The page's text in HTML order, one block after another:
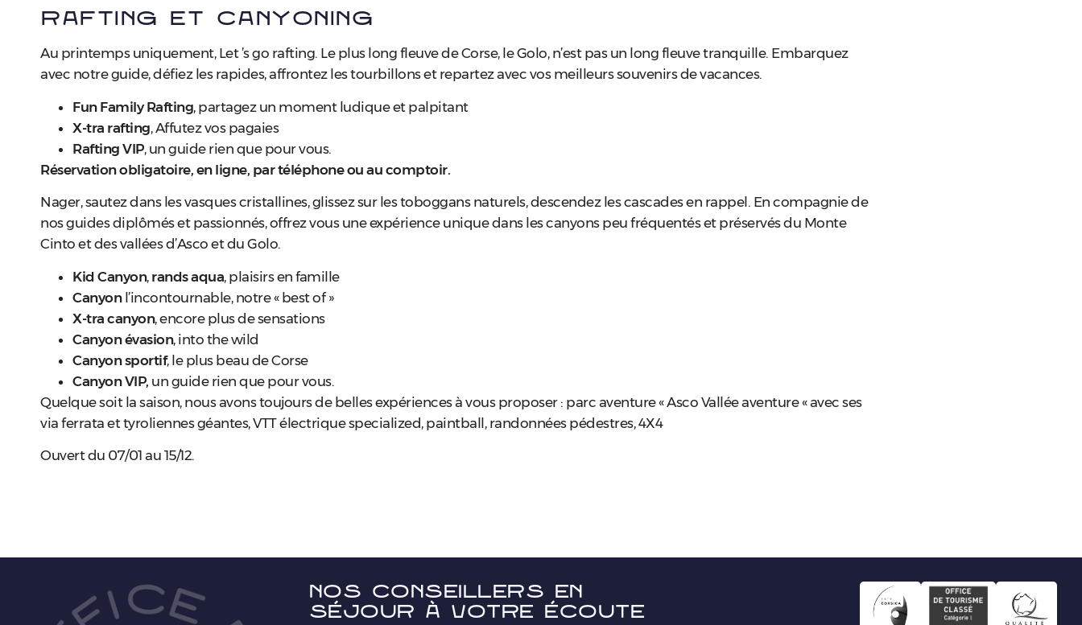
Rafting et Canyoning
Au printemps uniquement, Let ’s go rafting. Le plus long fleuve de Corse, le Golo, n’est pas un long fleuve tranquille. Embarquez
avec notre guide, défiez les rapides, affrontez les tourbillons et repartez avec vos meilleurs souvenirs de vacances.
Fun Family Rafting, partagez un moment ludique et palpitant
X-tra rafting, Affutez vos pagaies
Rafting VIP, un guide rien que pour vous.
Réservation obligatoire, en ligne, par téléphone ou au comptoir.
Nager, sautez dans les vasques cristallines, glissez sur les toboggans naturels, descendez les cascades en rappel. En compagnie de
nos guides diplômés et passionnés, offrez vous une expérience unique dans les canyons peu fréquentés et préservés du Monte
Cinto et des vallées d’Asco et du Golo.
Kid Canyon, rands aqua, plaisirs en famille
Canyonl’incontournable, notre « best of »
X-tra canyon, encore plus de sensations
Canyon évasion, into the wild
Canyon sportif, le plus beau de Corse
Canyon VIP, un guide rien que pour vous.
Quelque soit la saison, nous avons toujours de belles expériences à vous proposer : parc aventure « Asco Vallée aventure « avec ses
via ferrata et tyroliennes géantes, VTT électrique specialized, paintball, randonnées pédestres, 4X4
Ouvert du 07/01 au 15/12.
Nos conseillers en
séjour à votre écoute